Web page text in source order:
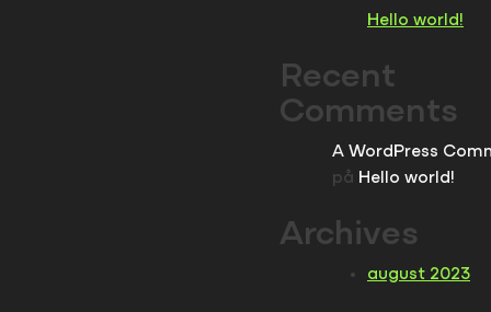
Hello world!
Recent
Comments
A WordPress
på Hello world!
Archives
august 2023